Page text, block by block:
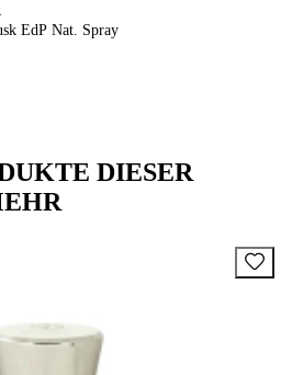
Collection Absolue Vibrant Musk EdP Nat. Spray
DIESER